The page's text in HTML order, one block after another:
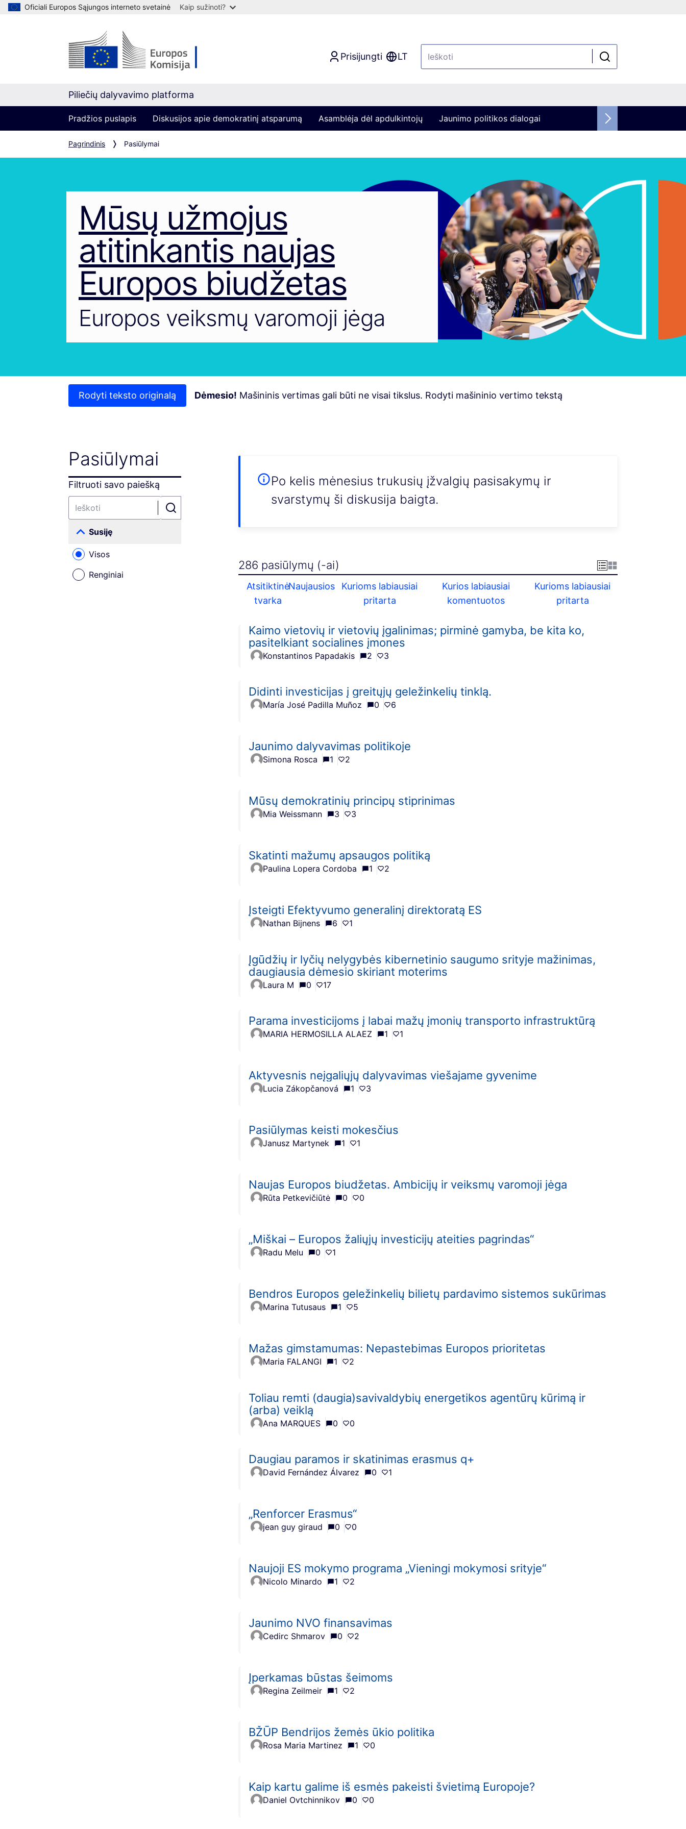
Oficiali Europos Sąjungos interneto svetainė Kaip sužinoti?
Prisijungti LT
Piliečių dalyvavimo platforma
Pradžios puslapis Diskusijos apie demokratinį atsparumą Asamblėja dėl apdulkintojų Jaunimo politikos dialogai
Pagrindinis Pasiūlymai
Mūsų užmojus
atitinkantis naujas
Europos biudžetas
Europos veiksmų varomoji jėga
Rodyti teksto originalą Dėmesio! Mašininis vertimas gali būti ne visai tikslus. Rodyti mašininio vertimo tekstą
Pasiūlymai
Filtruoti savo paiešką
Susiję
Visos
Renginiai
Po kelis mėnesius trukusių įžvalgių pasisakymų ir
svarstymų ši diskusija baigta.
286 pasiūlymų (-ai)
Atsitiktinė
tvarka
Naujausios
Kurioms labiausiai
pritarta
Kurios labiausiai
komentuotos
Kurioms labiausiai
pritarta
Kaimo vietovių ir vietovių įgalinimas; pirminė gamyba, be kita ko,
pasitelkiant socialines įmones
Konstantinos Papadakis 2 3
Didinti investicijas į greitųjų geležinkelių tinklą.
María José Padilla Muñoz 0 6
Jaunimo dalyvavimas politikoje
Simona Rosca 1 2
Mūsų demokratinių principų stiprinimas
Mia Weissmann 3 3
Skatinti mažumų apsaugos politiką
Paulina Lopera Cordoba 1 2
Įsteigti Efektyvumo generalinį direktoratą ES
Nathan Bijnens 6 1
Įgūdžių ir lyčių nelygybės kibernetinio saugumo srityje mažinimas,
daugiausia dėmesio skiriant moterims
Laura M 0 17
Parama investicijoms į labai mažų įmonių transporto infrastruktūrą
MARIA HERMOSILLA ALAEZ 1 1
Aktyvesnis neįgaliųjų dalyvavimas viešajame gyvenime
Lucia Zákopčanová 1 3
Pasiūlymas keisti mokesčius
Janusz Martynek 1 1
Naujas Europos biudžetas. Ambicijų ir veiksmų varomoji jėga
Rūta Petkevičiūtė 0 0
„Miškai – Europos žaliųjų investicijų ateities pagrindas“
Radu Melu 0 1
Bendros Europos geležinkelių bilietų pardavimo sistemos sukūrimas
Marina Tutusaus 1 5
Mažas gimstamumas: Nepastebimas Europos prioritetas
Maria FALANGI 1 2
Toliau remti (daugia)savivaldybių energetikos agentūrų kūrimą ir
(arba) veiklą
Ana MARQUES 0 0
Daugiau paramos ir skatinimas erasmus q+
David Fernández Álvarez 0 1
„Renforcer Erasmus“
jean guy giraud 0 0
Naujoji ES mokymo programa „Vieningi mokymosi srityje“
Nicolo Minardo 1 2
Jaunimo NVO finansavimas
Cedirc Shmarov 0 2
Įperkamas būstas šeimoms
Regina Zeilmeir 1 2
BŽŪP Bendrijos žemės ūkio politika
Rosa Maria Martinez 1 0
Kaip kartu galime iš esmės pakeisti švietimą Europoje?
Daniel Ovtchinnikov 0 0